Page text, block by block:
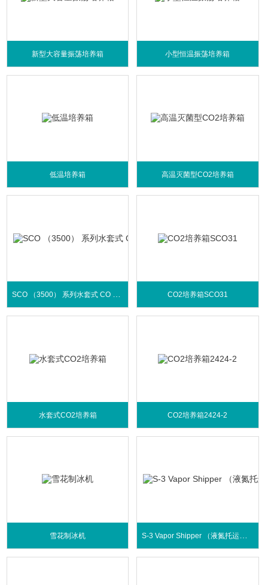
新型大容量振荡培养箱 小型恒温振荡培养箱
低温培养箱 高温灭菌型CO2培养箱
SCO （3500） 系列水套式 CO 2 培养箱 CO2培养箱SCO31
水套式CO2培养箱 CO2培养箱2424-2
雪花制冰机